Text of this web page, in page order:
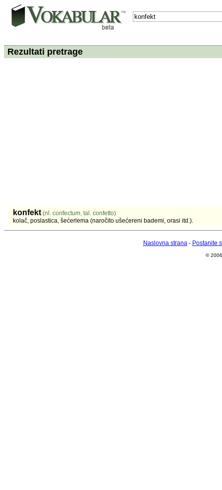
Rezultati pretrage
konfekt (nl. confectum, tal. confetto)
kolač, poslastica, šećerlema (naročito ušećereni bademi, orasi itd.).
Naslovna strana- Postanite
©